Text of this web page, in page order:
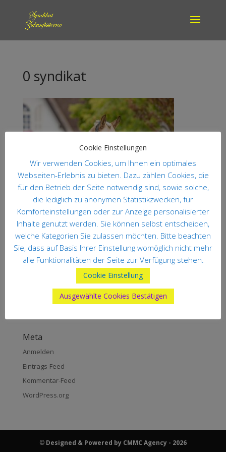
0 syndikat
Neueste Kommentare
Kategorien
Meta
Anmelden
Eintrags-Feed
Kommentar-Feed
WordPress.org
© Designed & Powered by CMMC Agency - 2026
Cookie Einstellungen
Wir verwenden Cookies, um Ihnen ein optimales
Webseiten-Erlebnis zu bieten. Dazu zählen Cookies, die
für den Betrieb der Seite notwendig sind, sowie solche,
die lediglich zu anonymen Statistikzwecken, für
Komforteinstellungen oder zur Anzeige personalisierter
Inhalte genutzt werden. Sie können selbst entscheiden,
welche Kategorien Sie zulassen möchten. Bitte beachten
Sie, dass auf Basis Ihrer Einstellung womöglich nicht mehr
alle Funktionalitäten der Seite zur Verfügung stehen.
Cookie Einstellung
Ausgewählte Cookies Bestätigen